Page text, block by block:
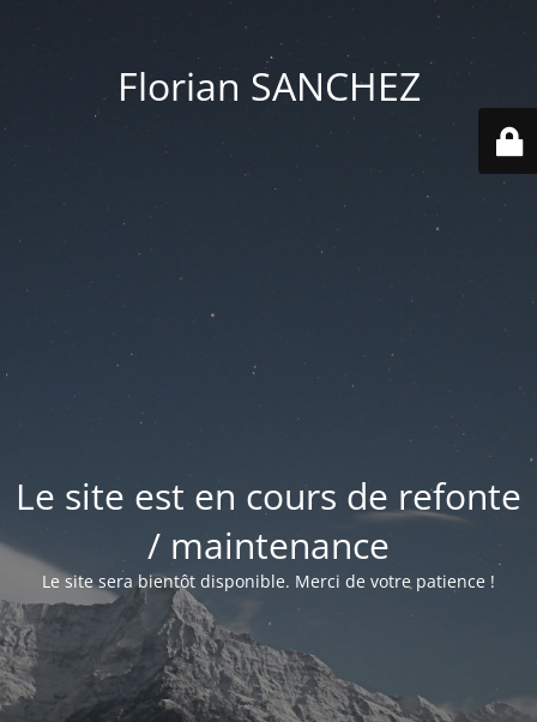
Florian SANCHEZ
Le site est en cours de refonte
/ maintenance
Le site sera bientôt disponible. Merci de votre patience !